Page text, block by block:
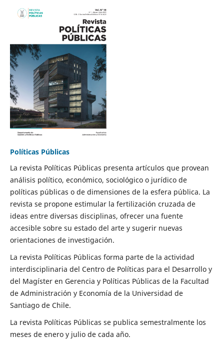
Políticas Públicas
La revista Políticas Públicas presenta artículos que provean
análisis político, económico, sociológico o jurídico de
políticas públicas o de dimensiones de la esfera pública. La
revista se propone estimular la fertilización cruzada de
ideas entre diversas disciplinas, ofrecer una fuente
accesible sobre su estado del arte y sugerir nuevas
orientaciones de investigación.
La revista Políticas Públicas forma parte de la actividad
interdisciplinaria del Centro de Políticas para el Desarrollo y
del Magíster en Gerencia y Políticas Públicas de la Facultad
de Administración y Economía de la Universidad de
Santiago de Chile.
La revista Políticas Públicas se publica semestralmente los
meses de enero y julio de cada año.